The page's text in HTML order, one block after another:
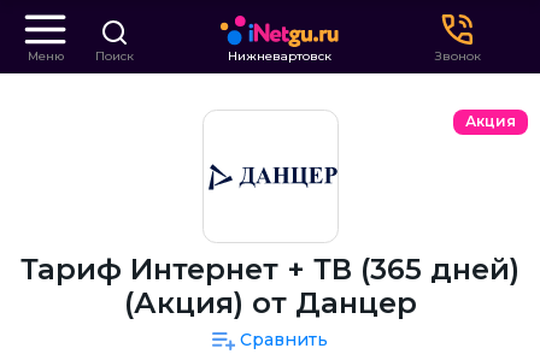
Меню Поиск Нижневартовск Звонок
Акция
Тариф Интернет + ТВ (365 дней)
(Акция) от Данцер
Сравнить